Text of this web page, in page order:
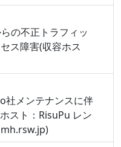
の不正トラフィッ
ス障害(収容ホス
社メンテナンスに伴
スト：RisuPu レン
mh.rsw.jp)